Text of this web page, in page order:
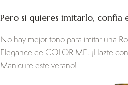
Pero si quieres imitarlo, confía
No hay mejor tono para imitar una
Elegance de COLOR ME. ¡Hazte
Manicure este verano!